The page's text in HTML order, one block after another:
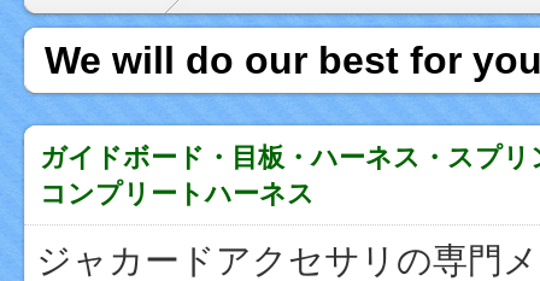
We will do our best for
ガイドボード・目板・ハーネス・スプ
コンプリートハーネス
ジャカードアクセサリの専門